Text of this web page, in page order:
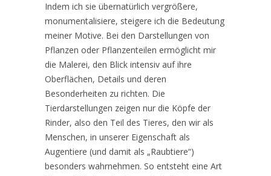
Indem ich sie übernatürlich vergrößere,
monumentalisiere, steigere ich die Bedeutung
meiner Motive. Bei den Darstellungen von
Pflanzen oder Pflanzenteilen ermöglicht mir
die Malerei, den Blick intensiv auf ihre
Oberflächen, Details und deren
Besonderheiten zu richten. Die
Tierdarstellungen zeigen nur die Köpfe der
Rinder, also den Teil des Tieres, den wir als
Menschen, in unserer Eigenschaft als
Augentiere (und damit als „Raubtiere“)
besonders wahrnehmen. So entsteht eine Art